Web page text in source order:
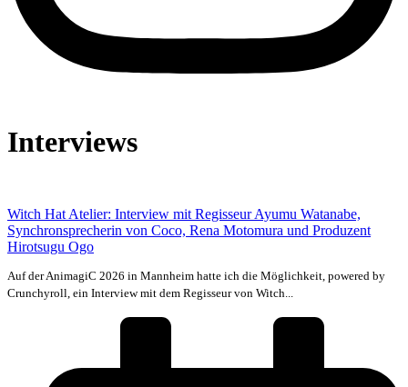
Interviews
Witch Hat Atelier: Interview mit Regisseur Ayumu Watanabe,
Synchronsprecherin von Coco, Rena Motomura und Produzent
Hirotsugu Ogo
Auf der AnimagiC 2026 in Mannheim hatte ich die Möglichkeit, powered by
Crunchyroll, ein Interview mit dem Regisseur von Witch...